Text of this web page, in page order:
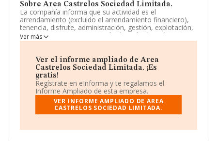
Sobre Area Castrelos Sociedad Limitada.
La compañía informa que su actividad es el
arrendamiento (excluido el arrendamiento financiero),
tenencia, disfrute, administración, gestión, explotación,
compraventa, y/o enajenación de toda clase de
inmuebles, fincas, solares, edificios, pisos, locales,
acogidas a cualquier ley, por cu. La sociedad está
registrada como Sociedad Limitada. Su CNAE
corresponde a 6820 con código 'Alquiler de bienes
inmobiliarios por cuenta propia'. La empresa no tiene
actividad en mercados exteriores.
En relación con el rendimiento en 2024, ha
experimentado un incremento del 6% en las ventas.
Dentro del ranking de empresas elaborado por
Ver más
Ver el informe ampliado de Area
Castrelos Sociedad Limitada. ¡Es
gratis!
Regístrate en eInforma y te regalamos el
Informe Ampliado de esta empresa.
VER INFORME AMPLIADO DE AREA
CASTRELOS SOCIEDAD LIMITADA.